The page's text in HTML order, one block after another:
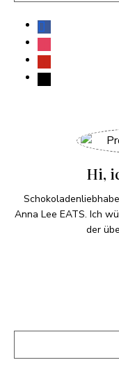
Hi,
Anna Lee EATS. Ich
der